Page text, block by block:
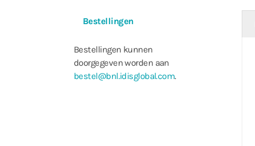
Bestellingen
Bestellingen kunnen
doorgegeven worden aan
bestel@bnl.idisglobal.com.